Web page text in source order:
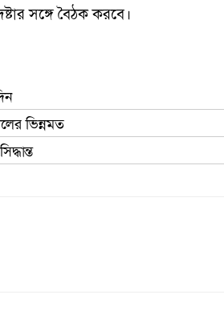
সঙ্গে বৈঠক করবে।
ভিন্নমত